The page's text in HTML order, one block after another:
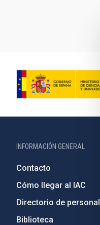
INFORMACIÓN GENERAL
Contacto
Cómo llegar al IAC
Directorio de personal
Biblioteca